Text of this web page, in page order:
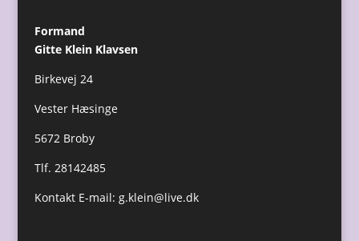
Formand
Gitte Klein Klavsen
Birkevej 24
Vester Hæsinge
5672 Broby
Tlf. 28142485
Kontakt E-mail: g.klein@live.dk